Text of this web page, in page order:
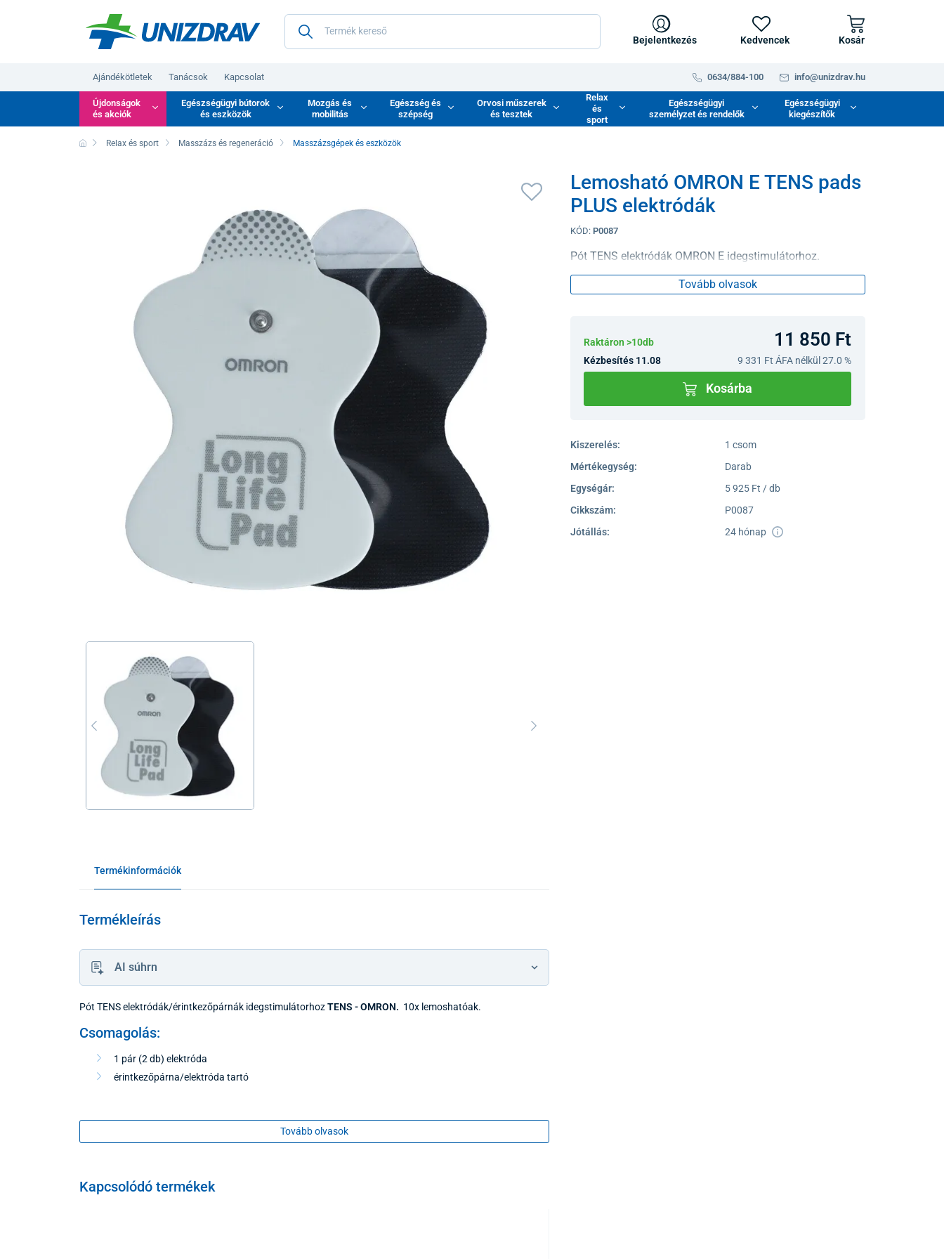
Bejelentkezés Kedvencek Kosár
Ajándékötletek Tanácsok Kapcsolat 0634/884-100 info@unizdrav.hu
Újdonságok
és akciók
Egészségügyi bútorok
és eszközök
Mozgás és
mobilitás
Egészség és
szépség
Orvosi műszerek
és tesztek
Relax
és
sport
Egészségügyi
személyzet és rendelők
Egészségügyi
kiegészítők
Relax és sport Masszázs és regeneráció Masszázsgépek és eszközök
Lemosható OMRON E TENS pads
PLUS elektródák
KÓD: P0087
Pót TENS elektródák OMRON E idegstimulátorhoz.
Tovább olvasok
Raktáron >10db 11 850 Ft
Kézbesítés 11.08 9 331 Ft ÁFA nélkül 27.0 %
Kosárba
Kiszerelés:
1 csom
Mértékegység:
Darab
Egységár:
5 925 Ft / db
Cikkszám:
P0087
Jótállás:
24 hónap
Termékinformációk
Termékleírás
AI súhrn
Pót TENS elektródák/érintkezőpárnák idegstimulátorhozTENS - OMRON. 10x lemoshatóak.
Csomagolás:
1 pár (2 db) elektróda
érintkezőpárna/elektróda tartó
Tovább olvasok
Kapcsolódó termékek